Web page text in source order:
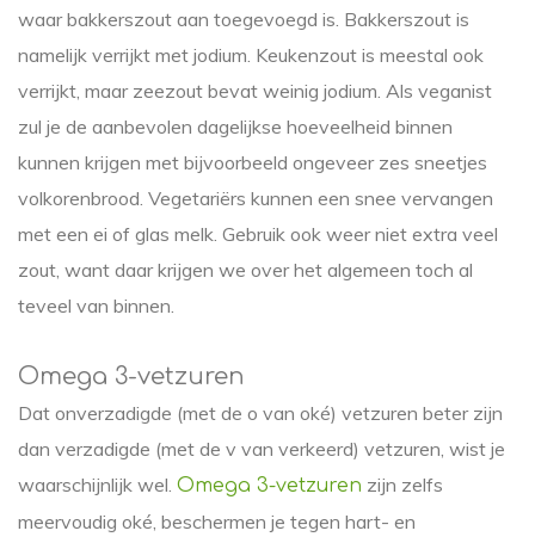
waar bakkerszout aan toegevoegd is. Bakkerszout is
namelijk verrijkt met jodium. Keukenzout is meestal ook
verrijkt, maar zeezout bevat weinig jodium. Als veganist
zul je de aanbevolen dagelijkse hoeveelheid binnen
kunnen krijgen met bijvoorbeeld ongeveer zes sneetjes
volkorenbrood. Vegetariërs kunnen een snee vervangen
met een ei of glas melk. Gebruik ook weer niet extra veel
zout, want daar krijgen we over het algemeen toch al
teveel van binnen.
Omega 3-vetzuren
Dat onverzadigde (met de o van oké) vetzuren beter zijn
dan verzadigde (met de v van verkeerd) vetzuren, wist je
waarschijnlijk wel. Omega 3-vetzuren zijn zelfs
meervoudig oké, beschermen je tegen hart- en